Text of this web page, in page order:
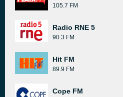
105.7 FM
Radio RNE 5
90.3 FM
Hit FM
89.9 FM
Cope FM